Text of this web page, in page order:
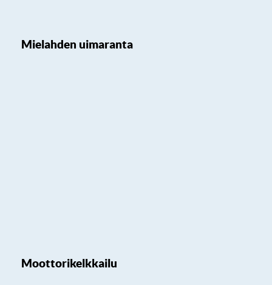
Mielahden uimaranta
Moottorikelkkailu